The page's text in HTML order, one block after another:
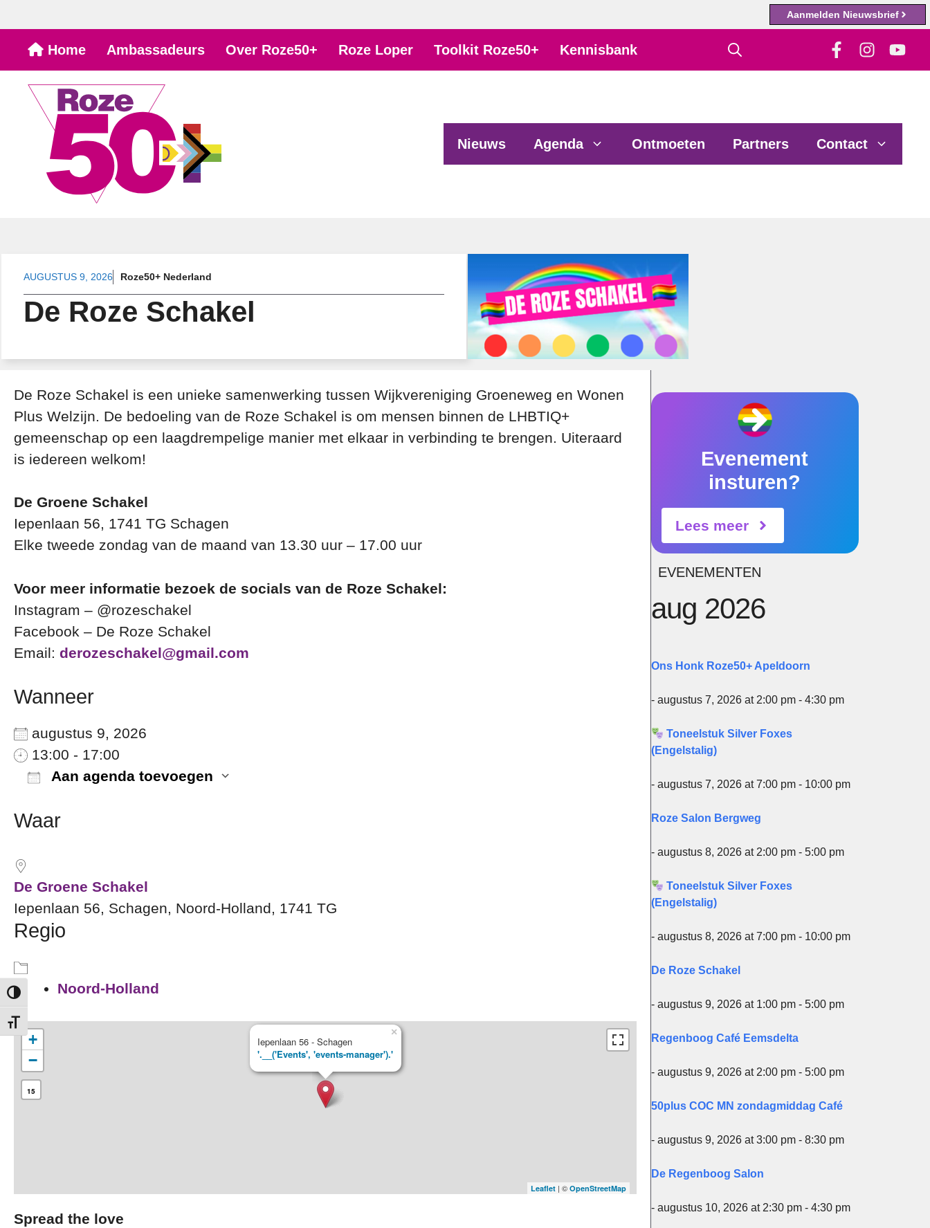
Keuze voor hoog contrast
Kies grootte van het lettertype
Aanmelden Nieuwsbrief
naar
inhoud
Home Ambassadeurs Over Roze50+ Roze Loper Toolkit Roze50+ Kennisbank
Nieuws Agenda Ontmoeten Partners Contact
AUGUSTUS 9, 2026 Roze50+ Nederland
De Roze Schakel
De Roze Schakel is een unieke samenwerking tussen Wijkvereniging Groeneweg en Wonen
Plus Welzijn. De bedoeling van de Roze Schakel is om mensen binnen de LHBTIQ+
gemeenschap op een laagdrempelige manier met elkaar in verbinding te brengen. Uiteraard
is iedereen welkom!
De Groene Schakel
Iepenlaan 56, 1741 TG Schagen
Elke tweede zondag van de maand van 13.30 uur – 17.00 uur
Voor meer informatie bezoek de socials van de Roze Schakel:
Instagram – @rozeschakel
Facebook – De Roze Schakel
Email: derozeschakel@gmail.com
Wanneer
augustus 9, 2026
13:00 - 17:00
Aan agenda toevoegen
Waar
De Groene Schakel
Iepenlaan 56, Schagen, Noord-Holland, 1741 TG
Regio
Noord-Holland
Iepenlaan 56 - Schagen
'.__('Events', 'events-manager').'
×
+
−
15
Leaflet| © OpenStreetMap
Spread the love
Evenement
insturen?
Lees meer
EVENEMENTEN
aug 2026
Ons Honk Roze50+ Apeldoorn
- augustus 7, 2026 at 2:00 pm - 4:30 pm
Toneelstuk Silver Foxes
(Engelstalig)
- augustus 7, 2026 at 7:00 pm - 10:00 pm
Roze Salon Bergweg
- augustus 8, 2026 at 2:00 pm - 5:00 pm
Toneelstuk Silver Foxes
(Engelstalig)
- augustus 8, 2026 at 7:00 pm - 10:00 pm
De Roze Schakel
- augustus 9, 2026 at 1:00 pm - 5:00 pm
Regenboog Café Eemsdelta
- augustus 9, 2026 at 2:00 pm - 5:00 pm
50plus COC MN zondagmiddag Café
- augustus 9, 2026 at 3:00 pm - 8:30 pm
De Regenboog Salon
- augustus 10, 2026 at 2:30 pm - 4:30 pm